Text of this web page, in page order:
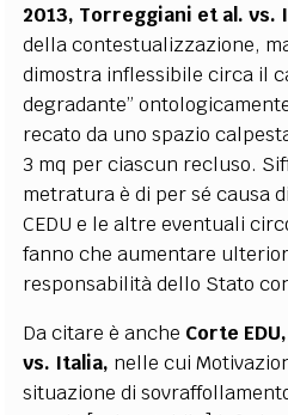
2013, Torreggiani et al. vs.
della contestualizzazione,
dimostra inflessibile circa il
degradante”
recato da uno spazio
3 mq per ciascun recluso.
metratura è di per sé causa
CEDU e le altre eventuali
fanno che aumentare
responsabilità dello Stato
Da citare è anche Corte
vs. Italia, nelle cui
situazione di